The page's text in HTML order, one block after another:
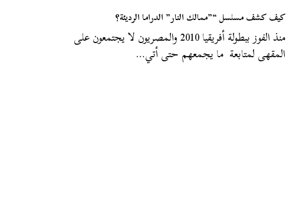
كيف كشف مسلسل “”ممالك النار” الدراما الرديئة؟
منذ الفوز ببطولة أفريقيا 2010 والمصريون لا يجتمعون على
المقهى لمتابعة ما يجمعهم حتى أتي…